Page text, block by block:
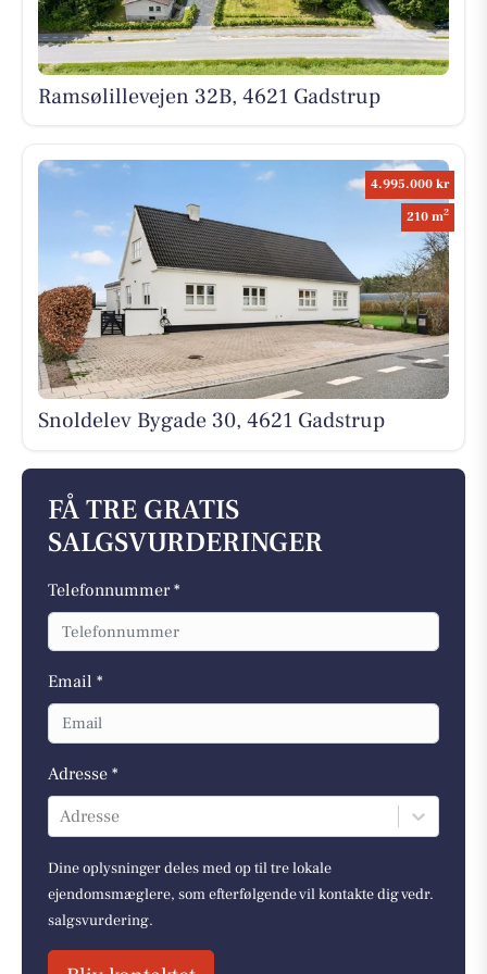
Ramsølillevejen 32B, 4621 Gadstrup
4.995.000 kr
210 m2
Snoldelev Bygade 30, 4621 Gadstrup
FÅ TRE GRATIS
SALGSVURDERINGER
Telefonnummer *
Email *
Adresse *
Adresse
Dine oplysninger deles med op til tre lokale
ejendomsmæglere, som efterfølgende vil kontakte dig vedr.
salgsvurdering.